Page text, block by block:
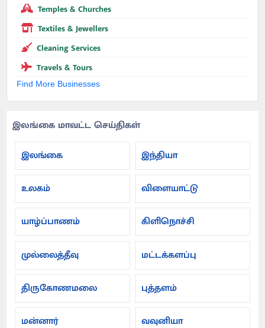
Temples & Churches
Textiles & Jewellers
Cleaning Services
Travels & Tours
Find More Businesses
இலங்கை மாவட்ட செய்திகள்
இலங்கை
இந்தியா
உலகம் விளையாட்டு
யாழ்ப்பாணம் கிளிநொச்சி
முல்லைத்தீவு மட்டக்களப்பு
திருகோணமலை புத்தளம்
மன்னார் வவுனியா